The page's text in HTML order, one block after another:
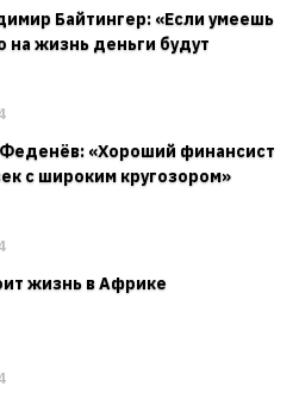
Байтингер: «Если умеешь
на жизнь деньги будут
«Хороший финансист
с широким кругозором»
жизнь в Африке